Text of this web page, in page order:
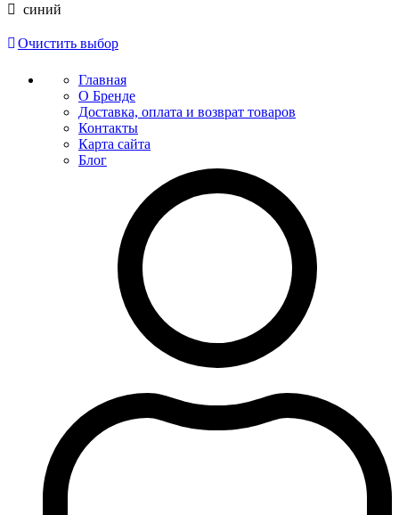
синий
Очистить выбор
Главная
О Бренде
Доставка, оплата и возврат товаров
Контакты
Карта сайта
Блог